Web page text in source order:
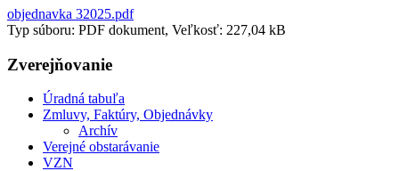
objednavka 32025.pdf
Typ súboru: PDF dokument, Veľkosť: 227,04 kB
Zverejňovanie
Úradná tabuľa
Zmluvy, Faktúry, Objednávky
Archív
Verejné obstarávanie
VZN